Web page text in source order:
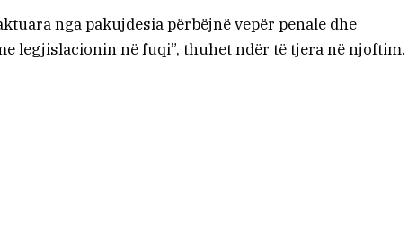
nga pakujdesia përbëjnë vepër penale dhe
legjislacionin në fuqi”, thuhet ndër të tjera në njoftim.